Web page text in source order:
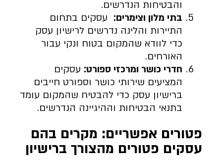
והבטיחות הנדרשים.
בתי מלון וצימרים: עסקים בתחום
התיירות והלינה נדרשים לרישיון עסק
כדי לוודא שהמקום בטוח ונקי עבור
האורחים.
חדרי כושר ומרכזי ספורט: עסקים
המציעים שירותי כושר וספורט חייבים
ברישיון עסק כדי להבטיח שהמקום עומד
בתנאי הבטיחות וההיגיינה הנדרשים.
פטורים אפשריים: מקרים בהם
עסקים פטורים מהצורך ברישיון